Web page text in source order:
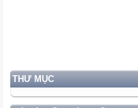
THƯ MỤC